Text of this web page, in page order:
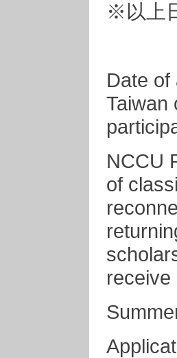
※以上
Date of
Taiwan
NCCU
of
receive